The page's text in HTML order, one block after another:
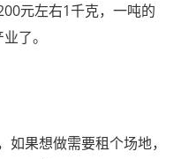
元左右1千克，一吨的
了。
果想做需要租个场地，